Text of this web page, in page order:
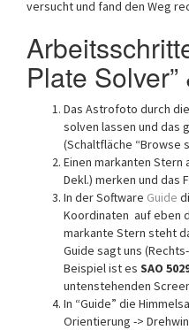
versucht und fand den Weg
Plate Solver”
Das Astrofoto durch
solven lassen und das
(Schaltfläche “Browse
Einen markanten Stern
Dekl.) merken und das
In der Software Guide
Koordinaten auf eben
markante Stern steht
Guide sagt uns
Beispiel ist es SAO
untenstehenden
In “Guide” die
Orientierung ->